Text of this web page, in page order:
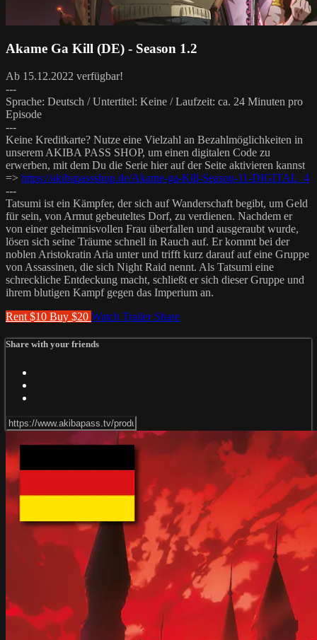
Akame Ga Kill (DE) - Season 1.2
Ab 15.12.2022 verfügbar!
---
Sprache: Deutsch / Untertitel: Keine / Laufzeit: ca. 24 Minuten pro
Episode
---
Keine Kreditkarte? Nutze eine Vielzahl an Bezahlmöglichkeiten in
unserem AKIBA PASS SHOP, um einen digitalen Code zu
erwerben, mit dem Du die Serie hier auf der Seite aktivieren kannst
=> https://akibapassshop.de/Akame-ga-Kill-Season-11-DIGITAL_4
---
Tatsumi ist ein Kämpfer, der sich auf Wanderschaft begibt, um Geld
für sein, von Armut gebeuteltes Dorf, zu verdienen. Nachdem er
von einer geheimnisvollen Frau überfallen und ausgeraubt wurde,
lösen sich seine Träume schnell in Rauch auf. Er kommt bei der
noblen Aristokratin Aria unter und trifft kurz darauf auf eine Gruppe
von Assassinen, die sich Night Raid nennt. Als Tatsumi eine
schreckliche Entdeckung macht, schließt er sich dieser Gruppe und
ihrem blutigen Kampf gegen das Imperium an.
Rent $10 Buy $20 Watch Trailer Share
Share with your friends